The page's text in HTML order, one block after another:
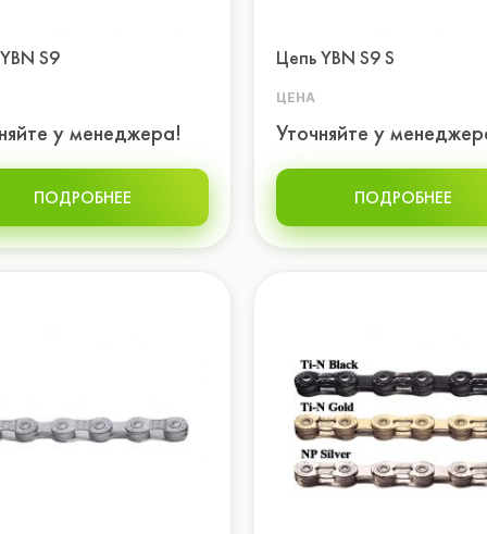
S9
у менеджера!
ПОДРОБНЕЕ
Цепь YBN S9 S
ЦЕНА
Уточняйте у
ПОДРОБНЕЕ